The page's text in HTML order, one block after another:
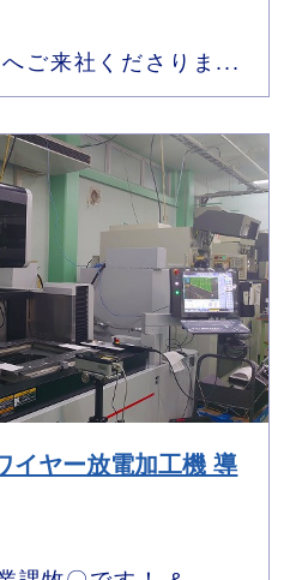
ご来社くださりま...
イヤー放電加工機 導